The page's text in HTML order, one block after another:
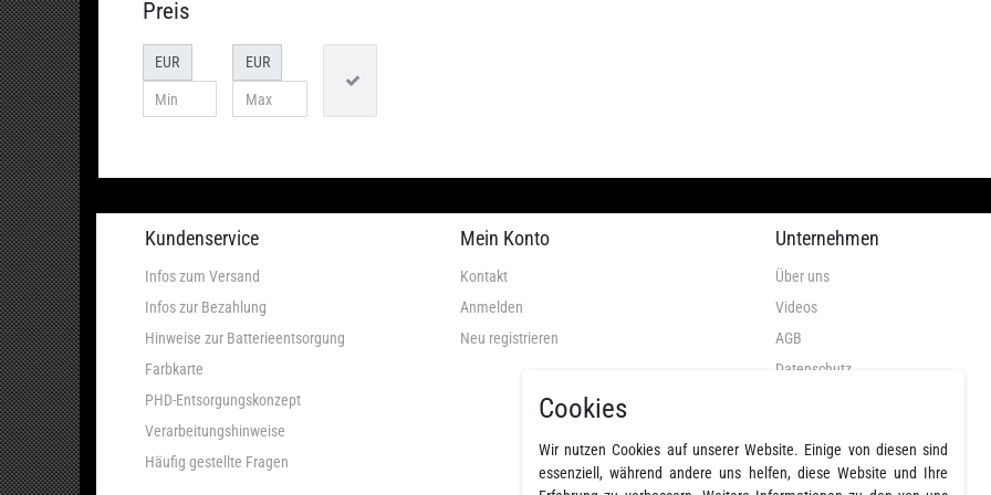
Preis
EUR EUR
Kundenservice
Infos zum Versand
Infos zur Bezahlung
Hinweise zur Batterieentsorgung
Farbkarte
PHD-Entsorgungskonzept
Verarbeitungshinweise
Häufig gestellte Fragen
Mein Konto
Kontakt
Anmelden
Neu registrieren
Unternehmen
Über uns
Videos
AGB
Datenschutz
Impressum
Cookies
Wir nutzen Cookies auf unserer Website. Einige von diesen sind
essenziell, während andere uns helfen, diese Website und Ihre